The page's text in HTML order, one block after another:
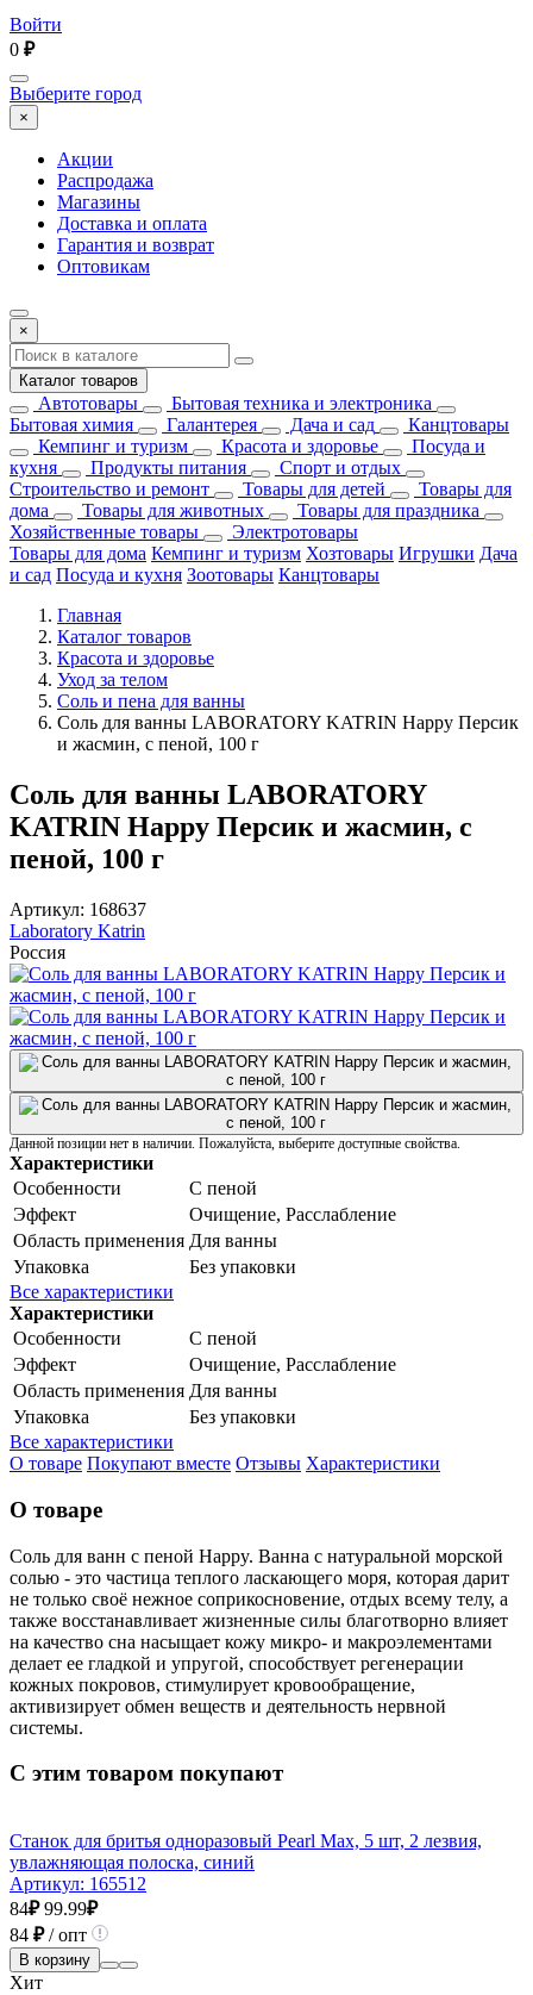
Войти
0 ₽
Выберите город
×
Акции
Распродажа
Магазины
Доставка и оплата
Гарантия и возврат
Оптовикам
×
Каталог товаров
Автотовары
Бытовая техника и электроника
Бытовая химия
Галантерея Дача и сад
Канцтовары
Кемпинг и туризм
Красота и здоровье
Посуда и
кухня
Продукты питания
Спорт и отдых
Строительство и ремонт
Товары для детей
Товары для
дома
Товары для животных
Товары для праздника
Хозяйственные товары
Электротовары
Товары для дома Кемпинг и туризм Хозтовары Игрушки Дача
и сад Посуда и кухня Зоотовары Канцтовары
Главная
Каталог товаров
Красота и здоровье
Уход за телом
Соль и пена для ванны
Соль для ванны LABORATORY KATRIN Happy Персик
и жасмин, с пеной, 100 г
Соль для ванны LABORATORY
KATRIN Happy Персик и жасмин, с
пеной, 100 г
Артикул: 168637
Laboratory Katrin
Россия
Данной позиции нет в наличии. Пожалуйста, выберите доступные свойства.
Характеристики
Особенности
С пеной
Эффект
Очищение, Расслабление
Область применения Для ванны
Упаковка
Без упаковки
Все характеристики
Характеристики
Особенности
С пеной
Эффект
Очищение, Расслабление
Область применения Для ванны
Упаковка
Без упаковки
Все характеристики
О товаре Покупают вместе Отзывы Характеристики
О товаре
Соль для ванн с пеной Happy. Ванна с натуральной морской
солью - это частица теплого ласкающего моря, которая дарит
не только своё нежное соприкосновение, отдых всему телу, а
также восстанавливает жизненные силы благотворно влияет
на качество сна насыщает кожу микро- и макроэлементами
делает ее гладкой и упругой, способствует регенерации
кожных покровов, стимулирует кровообращение,
активизирует обмен веществ и деятельность нервной
системы.
С этим товаром покупают
Станок для бритья одноразовый Pearl Max, 5 шт, 2 лезвия,
увлажняющая полоска, синий
Артикул: 165512
84₽ 99.99₽
84 ₽/ опт
В корзину
Хит